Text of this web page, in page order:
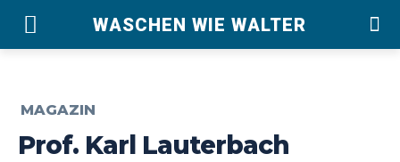
WASCHEN WIE WALTER
MAGAZIN
Prof. Karl Lauterbach